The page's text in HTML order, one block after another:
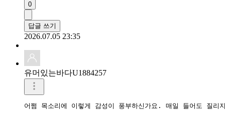
0
답글 쓰기
2026.07.05 23:35
유머있는바다U1884257